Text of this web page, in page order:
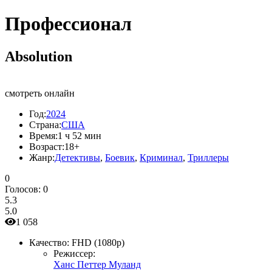
Профессионал
Absolution
смотреть онлайн
Год:2024
Страна:США
Время:1 ч 52 мин
Возраст:18+
Жанр:Детективы, Боевик, Криминал, Триллеры
0
Голосов: 0
5.3
5.0
1 058
Качество: FHD (1080p)
Режиссер:
Ханс Петтер Муланд